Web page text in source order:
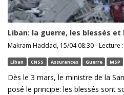
Liban: la guerre, les blessés
Makram Haddad, 15/04 08:30 - Lecture
Liban CNSS Assurances Guerre MSP
Dès le 3 mars, le ministre de la
posé le principe: les blessés sont